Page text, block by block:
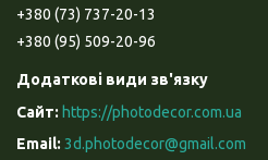
+380 (73) 737-20-13
+380 (95) 509-20-96
https://photodecor.com.ua
3d.photodecor@gmail.com